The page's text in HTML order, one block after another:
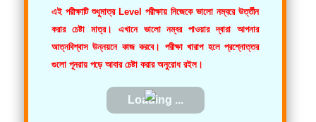
এই পরীক্ষাটি শুধুমাত্র Level পরীক্ষায় নিজেকে ভালো নম্বরে উর্ত্তীন
করার চেষ্টা মাত্র। এখানে ভালো নম্বর পাওয়ার দ্বারা আপনার
আত্নবিশ্বাস উন্নয়নে কাজ করবে। পরীক্ষা খারাপ হলে প্রশ্নোত্তর
গুলো পূনরায় পড়ে আবার চেষ্টা করার অনুরোধ রইল।